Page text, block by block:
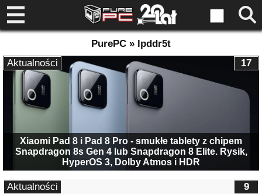
PurePC » lpddr5t
Xiaomi Pad 8 i Pad 8 Pro - smukłe tablety z chipem
Snapdragon 8s Gen 4 lub Snapdragon 8 Elite. Rysik,
HyperOS 3, Dolby Atmos i HDR
17
Aktualności
9
Aktualności